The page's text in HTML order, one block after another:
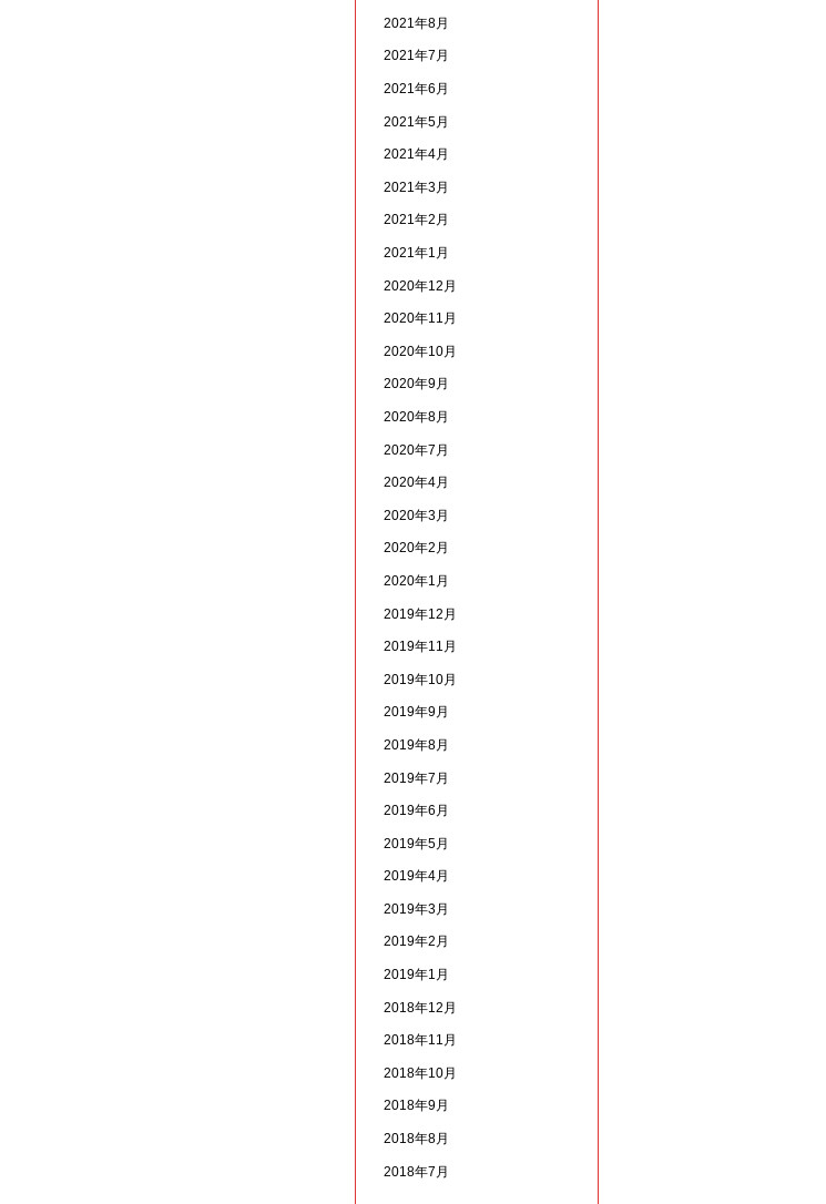
2021年8月
2021年7月
2021年6月
2021年5月
2021年4月
2021年3月
2021年2月
2021年1月
2020年12月
2020年11月
2020年10月
2020年9月
2020年8月
2020年7月
2020年4月
2020年3月
2020年2月
2020年1月
2019年12月
2019年11月
2019年10月
2019年9月
2019年8月
2019年7月
2019年6月
2019年5月
2019年4月
2019年3月
2019年2月
2019年1月
2018年12月
2018年11月
2018年10月
2018年9月
2018年8月
2018年7月